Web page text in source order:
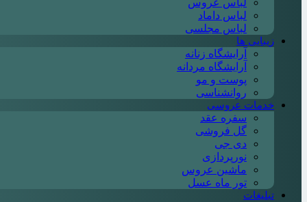
لباس عروس
لباس داماد
لباس مجلسی
زیبایی ها
آرایشگاه زنانه
آرایشگاه مردانه
پوست و مو
روانشناسی
خدمات عروسی
سفره عقد
گل فروشی
دی جی
نورپردازی
ماشین عروس
تور ماه عسل
تبلیغات